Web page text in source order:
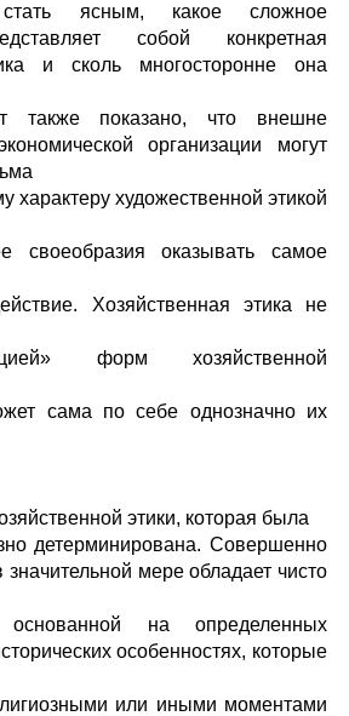
ясным, какое сложное
собой конкретная
и сколь многосторонне она
также показано, что внешне
организации могут
характеру художественной этикой
своеобразия оказывать самое
Хозяйственная этика не
форм хозяйственной
сама по себе однозначно их
этики, которая была
детерминирована. Совершенно
мере обладает чисто
основанной на определенных
особенностях, которые
или иными моментами